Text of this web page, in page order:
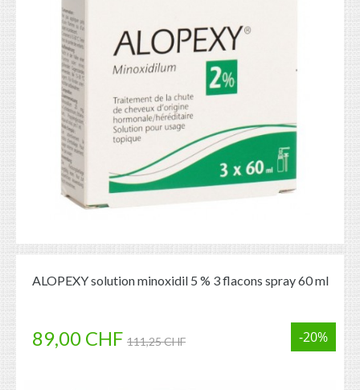
ALOPEXY solution minoxidil 5 % 3 flacons spray 60 ml
89,00 CHF 111,25 CHF -20%